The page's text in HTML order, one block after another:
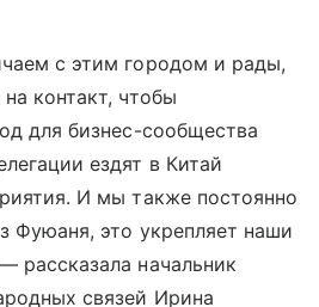
с этим городом и рады,
контакт, чтобы
для бизнес-сообщества
ездят в Китай
И мы также постоянно
Фуюаня, это укрепляет наши
рассказала начальник
связей Ирина